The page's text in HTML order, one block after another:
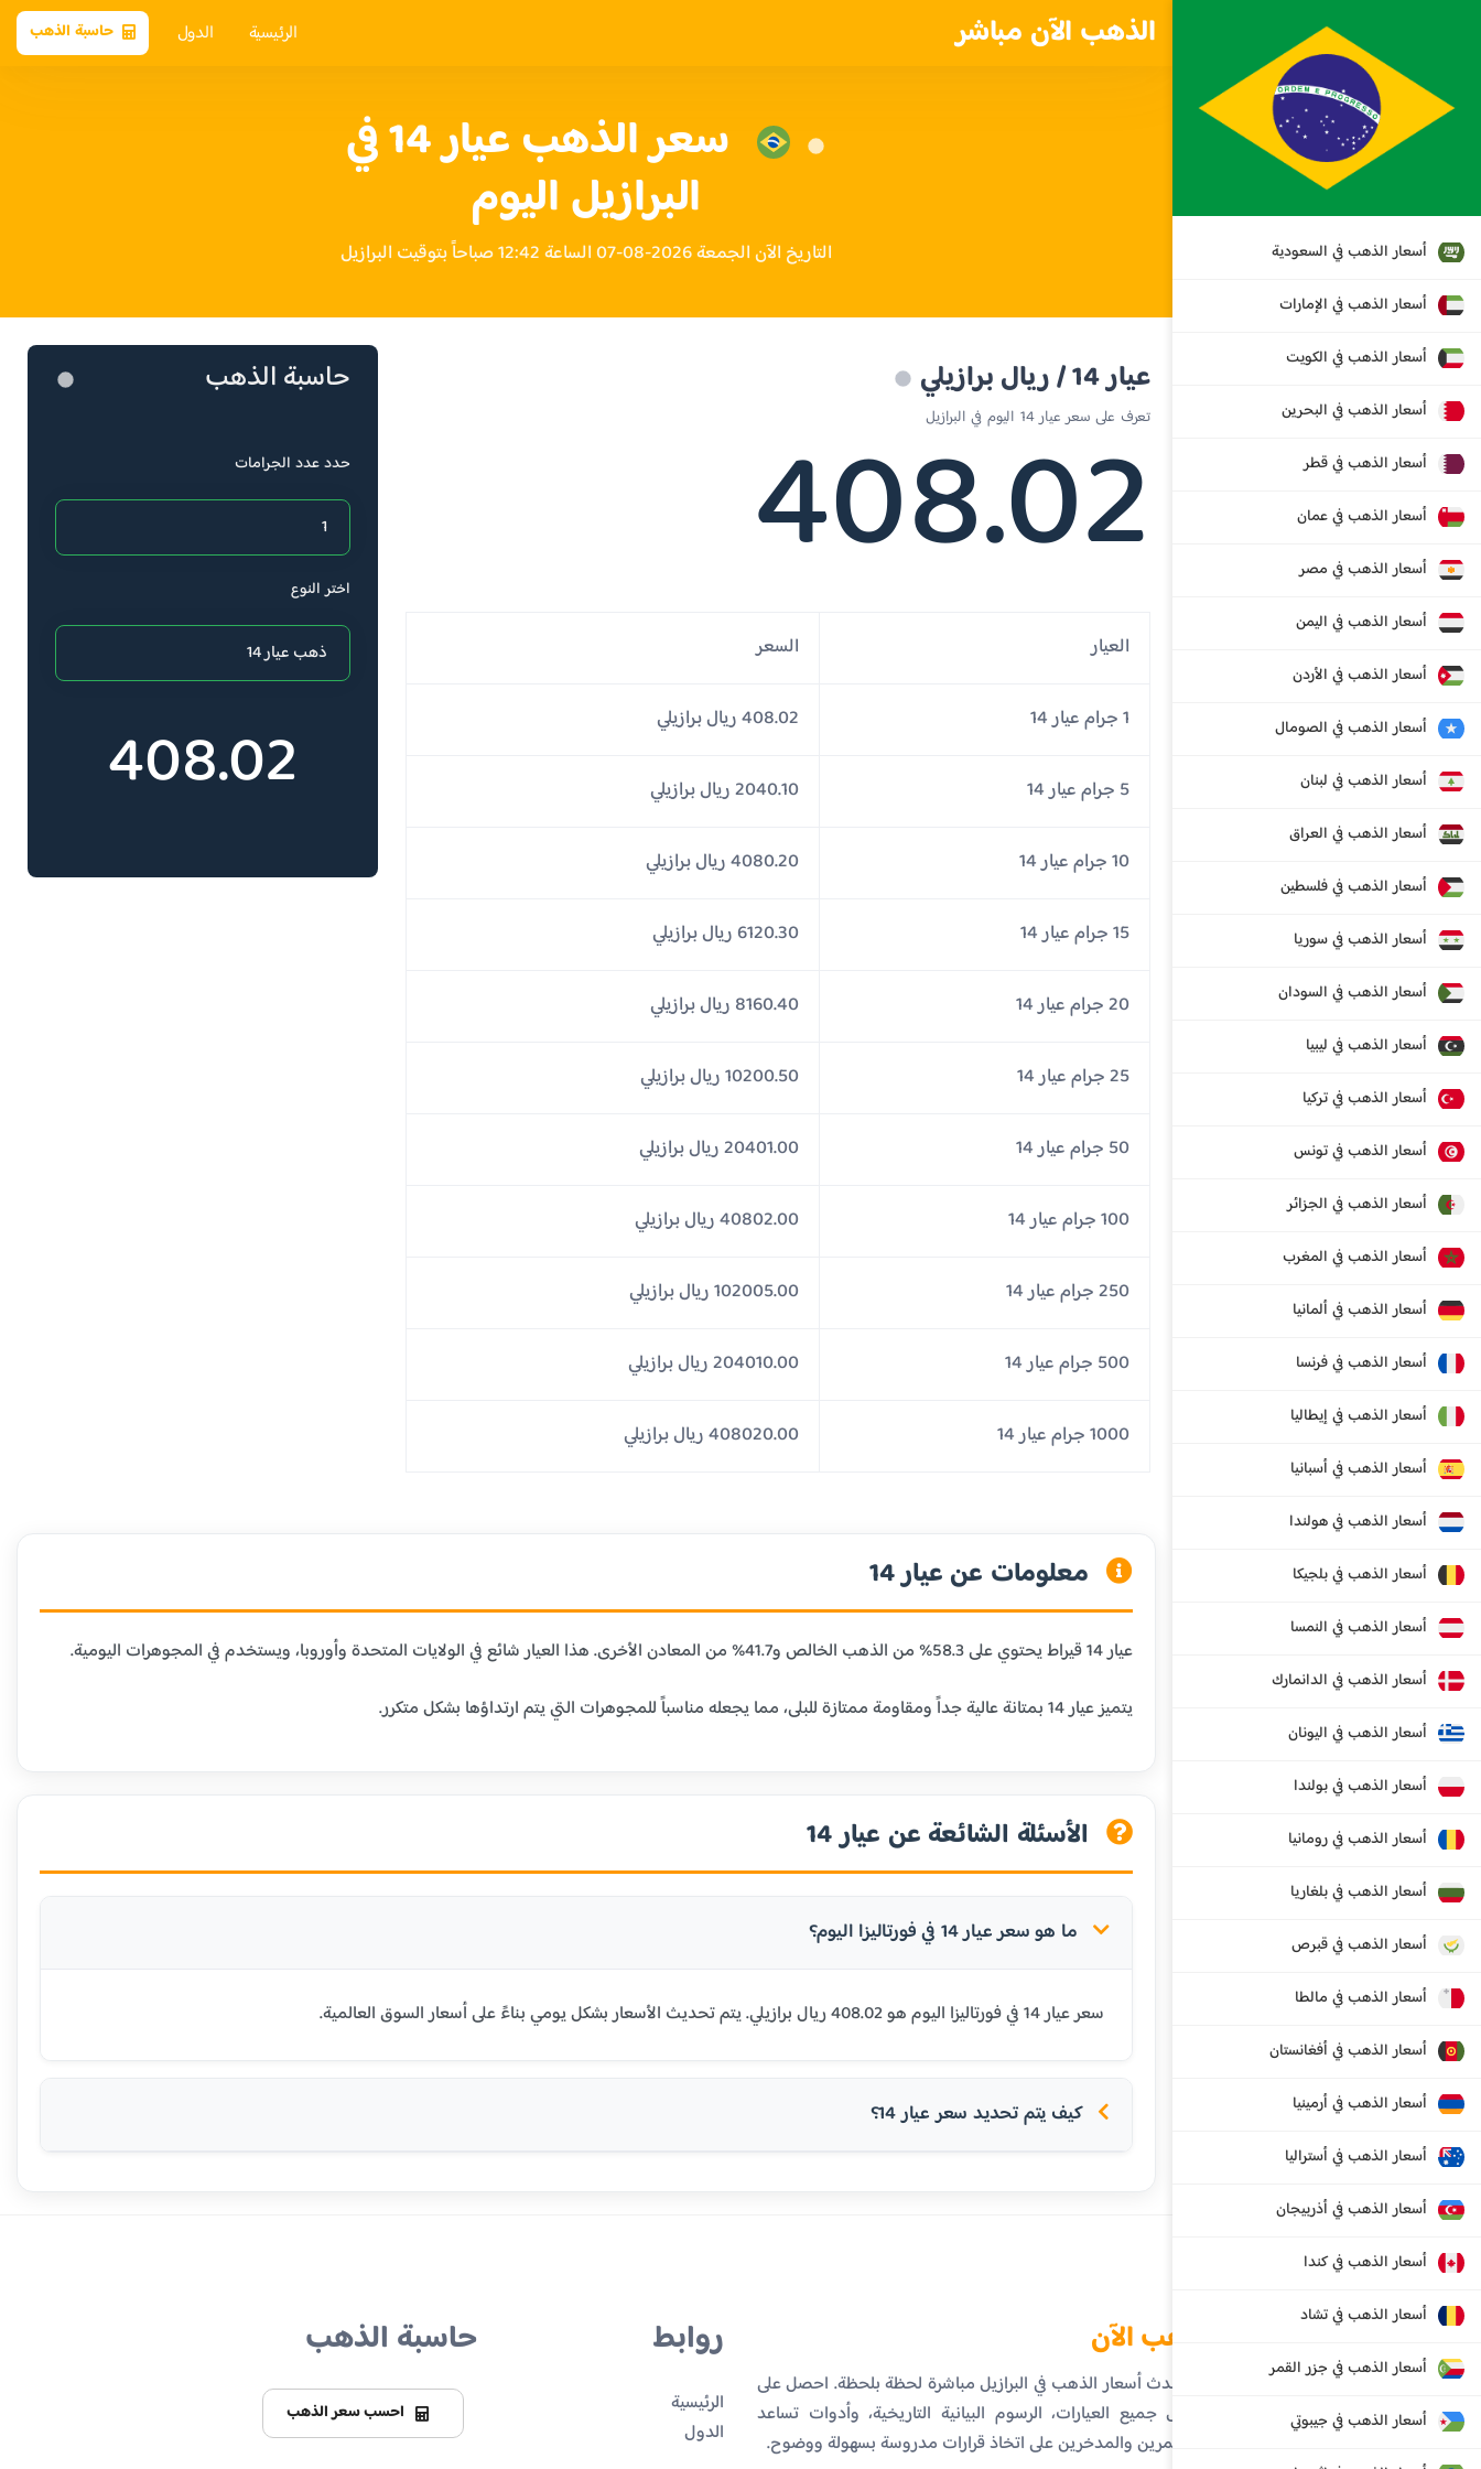
الذهب الآن مباشر الرئيسية الدول حاسبة الذهب
أسعار الذهب في السعودية
أسعار الذهب في الإمارات
أسعار الذهب في الكويت
أسعار الذهب في البحرين
أسعار الذهب في قطر
أسعار الذهب في عمان
أسعار الذهب في مصر
أسعار الذهب في اليمن
أسعار الذهب في الأردن
أسعار الذهب في الصومال
أسعار الذهب في لبنان
أسعار الذهب في العراق
أسعار الذهب في فلسطين
أسعار الذهب في سوريا
أسعار الذهب في السودان
أسعار الذهب في ليبيا
أسعار الذهب في تركيا
أسعار الذهب في تونس
أسعار الذهب في الجزائر
أسعار الذهب في المغرب
أسعار الذهب في ألمانيا
أسعار الذهب في فرنسا
أسعار الذهب في إيطاليا
أسعار الذهب في أسبانيا
أسعار الذهب في هولندا
أسعار الذهب في بلجيكا
أسعار الذهب في النمسا
أسعار الذهب في الدانمارك
أسعار الذهب في اليونان
أسعار الذهب في بولندا
أسعار الذهب في رومانيا
أسعار الذهب في بلغاريا
أسعار الذهب في قبرص
أسعار الذهب في مالطا
أسعار الذهب في أفغانستان
أسعار الذهب في أرمينيا
أسعار الذهب في أستراليا
أسعار الذهب في أذربيجان
أسعار الذهب في كندا
أسعار الذهب في تشاد
أسعار الذهب في جزر القمر
أسعار الذهب في جيبوتي
سعر الذهب عيار 14 في
البرازيل اليوم
التاريخ الآن الجمعة 2026-08-07 الساعة 12:42 صباحاً بتوقيت البرازيل
عيار 14 / ريال برازيلي
تعرف على سعر عيار 14 اليوم في البرازيل
408.02
العيار السعر
1 جرام عيار 14 408.02 ريال برازيلي
5 جرام عيار 14 2040.10 ريال برازيلي
10 جرام عيار 14 4080.20 ريال برازيلي
15 جرام عيار 14 6120.30 ريال برازيلي
20 جرام عيار 14 8160.40 ريال برازيلي
25 جرام عيار 14 10200.50 ريال برازيلي
50 جرام عيار 14 20401.00 ريال برازيلي
100 جرام عيار 14 40802.00 ريال برازيلي
250 جرام عيار 14 102005.00 ريال برازيلي
500 جرام عيار 14 204010.00 ريال برازيلي
1000 جرام عيار 14 408020.00 ريال برازيلي
حاسبة الذهب
حدد عدد الجرامات
اختر النوع
408.02
معلومات عن عيار 14
عيار 14 قيراط يحتوي على 58.3% من الذهب الخالص و41.7% من المعادن الأخرى. هذا العيار شائع في الولايات المتحدة وأوروبا، ويستخدم في المجوهرات اليومية.
يتميز عيار 14 بمتانة عالية جداً ومقاومة ممتازة للبلى، مما يجعله مناسباً للمجوهرات التي يتم ارتداؤها بشكل متكرر.
الأسئلة الشائعة عن عيار 14
ما هو سعر عيار 14 في فورتاليزا اليوم؟
سعر عيار 14 في فورتاليزا اليوم هو 408.02 ريال برازيلي. يتم تحديث الأسعار بشكل يومي بناءً على أسعار السوق العالمية.
كيف يتم تحديد سعر عيار 14؟
الذهب الآن
تابع أحدث أسعار الذهب في البرازيل مباشرة لحظة بلحظة. احصل على
تفاصيل جميع العيارات، الرسوم البيانية التاريخية، وأدوات تساعد
المستثمرين والمدخرين على اتخاذ قرارات مدروسة بسهولة ووضوح.
روابط
الرئيسية
الدول
حاسبة الذهب
احسب سعر الذهب